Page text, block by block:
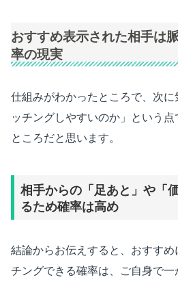
おすすめ表示された相手は
率の現実
仕組みがわかったところで、次
ッチングしやすいのか」という
ところだと思います。
相手からの「足あと」や「
るため確率は高め
結論からお伝えすると、おすす
チングできる確率は、ご自身で